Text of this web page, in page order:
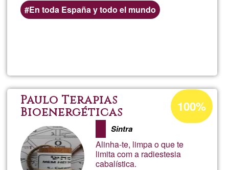
En toda España y todo el mundo
Anaís
-
Paulo Terapias
Bioenergéticas
Sintra
Alinha-te, limpa o que te
limita com a radiestesia
cabalística.
Acceptance
percentage
Ğ1
100%